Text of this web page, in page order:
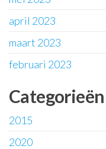
april 2023
maart 2023
februari 2023
Categorieën
2015
2020